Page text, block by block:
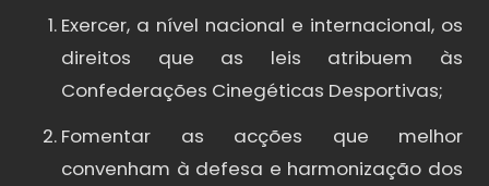
Exercer, a nível nacional e internacional, os
direitos que as leis atribuem às
Confederações Cinegéticas Desportivas;
Fomentar as acções que melhor
convenham à defesa e harmonização dos